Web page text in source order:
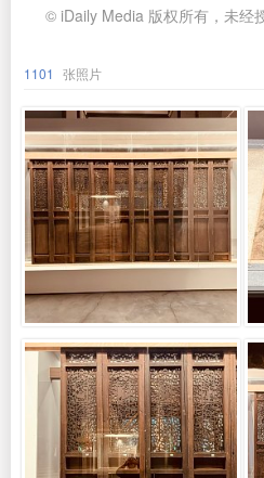
© iDaily Media 版权所有，未经
1101 张照片